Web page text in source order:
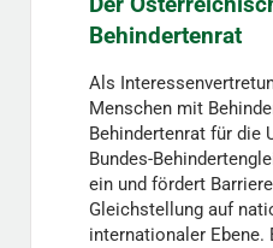
Der
Behindertenrat
Als
Menschen mit
Behindertenrat für die
Bundes-
ein und fördert
Gleichstellung auf
internationaler